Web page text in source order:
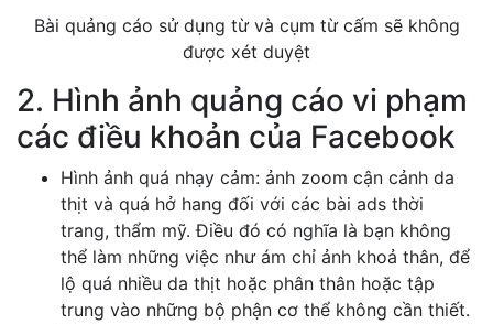
Bài quảng cáo sử dụng từ và cụm từ cấm sẽ không
được xét duyệt
2. Hình ảnh quảng cáo vi phạm
các điều khoản của Facebook
Hình ảnh quá nhạy cảm: ảnh zoom cận cảnh da
thịt và quá hở hang đối với các bài ads thời
trang, thẩm mỹ. Điều đó có nghĩa là bạn không
thể làm những việc như ám chỉ ảnh khoả thân, để
lộ quá nhiều da thịt hoặc phân thân hoặc tập
trung vào những bộ phận cơ thể không cần thiết.